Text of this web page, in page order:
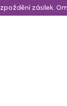
zásilek.